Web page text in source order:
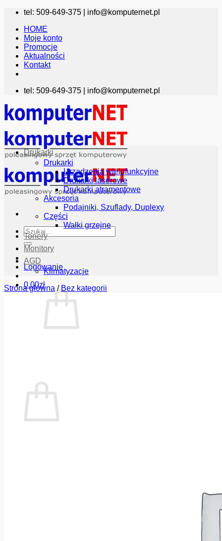
Przewiń
zawartości
tel: 509-649-375 | info@komputernet.pl
HOME
Moje konto
Promocje
Aktualności
Kontakt
tel: 509-649-375 | info@komputernet.pl
Szukaj:
Logowanie
0.00zł
Drukarki
Drukarki
Urządzenia wielofunkcyjne
Drukarki laserowe
Drukarki atramentowe
Akcesoria
Podajniki, Szuflady, Duplexy
Części
Wałki grzejne
Tonery
Monitory
AGD
Klimatyzacje
Strona główna / Bez kategorii